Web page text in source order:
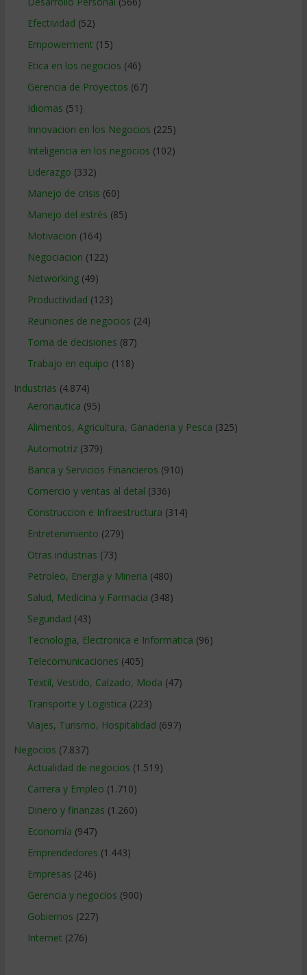
Efectividad (52)
Empowerment (15)
Etica en los negocios (46)
Gerencia de Proyectos (67)
Idiomas (51)
Innovacion en los Negocios (225)
Inteligencia en los negocios (102)
Liderazgo (332)
Manejo de crisis (60)
Manejo del estrés (85)
Motivacion (164)
Negociacion (122)
Networking(49)
Productividad (123)
Reuniones de negocios (24)
Toma de decisiones (87)
Trabajo en equipo (118)
Industrias (4.874)
Aeronautica (95)
Alimentos, Agricultura, Ganaderia y Pesca (325)
Automotriz(379)
Banca y Servicios Financieros (910)
Comercio y ventas al detal (336)
Construccion e Infraestructura (314)
Entretenimiento (279)
Otras industrias (73)
Petroleo, Energia y Mineria (480)
Salud, Medicina y Farmacia (348)
Seguridad (43)
Tecnologia, Electronica e Informatica (96)
Telecomunicaciones (405)
Textil, Vestido, Calzado, Moda (47)
Transporte y Logistica (223)
Viajes, Turismo, Hospitalidad (697)
Negocios (7.837)
Actualidad de negocios (1.519)
Carrera y Empleo (1.710)
Dinero y finanzas (1.260)
Economía (947)
Emprendedores (1.443)
Empresas (246)
Gerencia y negocios (900)
Gobiernos (227)
Internet (276)